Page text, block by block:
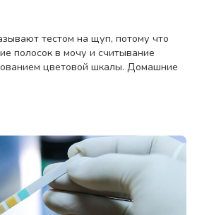
тестом на щуп, потому что
полосок в мочу и считывание
цветовой шкалы. Домашние